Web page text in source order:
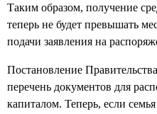
Таким образом, получение
теперь не будет превышать
подачи заявления на
Постановление
перечень документов для
капиталом. Теперь, если